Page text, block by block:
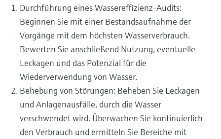
Durchführung eines Wassereffizienz-Audits:
Beginnen Sie mit einer Bestandsaufnahme der
Vorgänge mit dem höchsten Wasserverbrauch.
Bewerten Sie anschließend Nutzung, eventuelle
Leckagen und das Potenzial für die
Wiederverwendung von Wasser.
Behebung von Störungen: Beheben Sie Leckagen
und Anlagenausfälle, durch die Wasser
verschwendet wird. Überwachen Sie kontinuierlich
den Verbrauch und ermitteln Sie Bereiche mit